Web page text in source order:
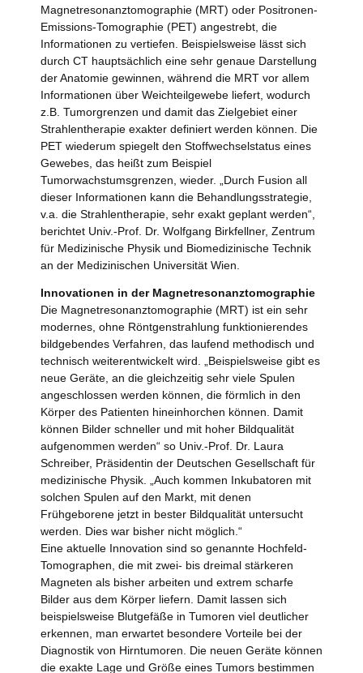
Magnetresonanztomographie (MRT) oder Positronen-
Emissions-Tomographie (PET) angestrebt, die
Informationen zu vertiefen. Beispielsweise lässt sich
durch CT hauptsächlich eine sehr genaue Darstellung
der Anatomie gewinnen, während die MRT vor allem
Informationen über Weichteilgewebe liefert, wodurch
z.B. Tumorgrenzen und damit das Zielgebiet einer
Strahlentherapie exakter definiert werden können. Die
PET wiederum spiegelt den Stoffwechselstatus eines
Gewebes, das heißt zum Beispiel
Tumorwachstumsgrenzen, wieder. „Durch Fusion all
dieser Informationen kann die Behandlungsstrategie,
v.a. die Strahlentherapie, sehr exakt geplant werden“,
berichtet Univ.-Prof. Dr. Wolfgang Birkfellner, Zentrum
für Medizinische Physik und Biomedizinische Technik
an der Medizinischen Universität Wien.
Innovationen in der Magnetresonanztomographie
Die Magnetresonanztomographie (MRT) ist ein sehr
modernes, ohne Röntgenstrahlung funktionierendes
bildgebendes Verfahren, das laufend methodisch und
technisch weiterentwickelt wird. „Beispielsweise gibt es
neue Geräte, an die gleichzeitig sehr viele Spulen
angeschlossen werden können, die förmlich in den
Körper des Patienten hineinhorchen können. Damit
können Bilder schneller und mit hoher Bildqualität
aufgenommen werden“ so Univ.-Prof. Dr. Laura
Schreiber, Präsidentin der Deutschen Gesellschaft für
medizinische Physik. „Auch kommen Inkubatoren mit
solchen Spulen auf den Markt, mit denen
Frühgeborene jetzt in bester Bildqualität untersucht
werden. Dies war bisher nicht möglich.“
Eine aktuelle Innovation sind so genannte Hochfeld-
Tomographen, die mit zwei- bis dreimal stärkeren
Magneten als bisher arbeiten und extrem scharfe
Bilder aus dem Körper liefern. Damit lassen sich
beispielsweise Blutgefäße in Tumoren viel deutlicher
erkennen, man erwartet besondere Vorteile bei der
Diagnostik von Hirntumoren. Die neuen Geräte können
die exakte Lage und Größe eines Tumors bestimmen